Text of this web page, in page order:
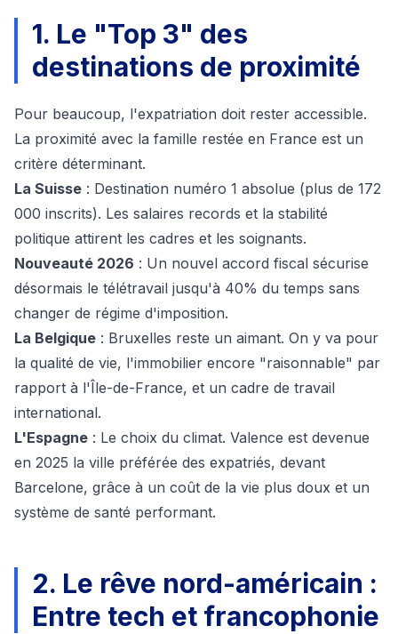
1. Le "Top 3" des
destinations de proximité
Pour beaucoup, l'expatriation doit rester accessible.
La proximité avec la famille restée en France est un
critère déterminant.
La Suisse : Destination numéro 1 absolue (plus de 172
000 inscrits). Les salaires records et la stabilité
politique attirent les cadres et les soignants.
Nouveauté 2026 : Un nouvel accord fiscal sécurise
désormais le télétravail jusqu'à 40% du temps sans
changer de régime d'imposition.
La Belgique : Bruxelles reste un aimant. On y va pour
la qualité de vie, l'immobilier encore "raisonnable" par
rapport à l'Île-de-France, et un cadre de travail
international.
L'Espagne : Le choix du climat. Valence est devenue
en 2025 la ville préférée des expatriés, devant
Barcelone, grâce à un coût de la vie plus doux et un
système de santé performant.
2. Le rêve nord-américain :
Entre tech et francophonie